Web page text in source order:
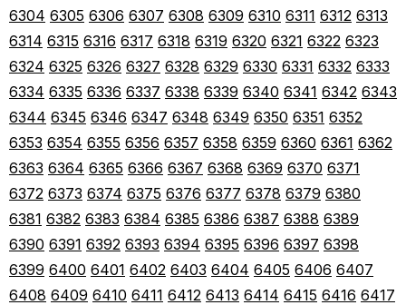
6304 6305 6306 6307 6308 6309 6310 6311 6312 6313
6314 6315 6316 6317 6318 6319 6320 6321 6322 6323
6324 6325 6326 6327 6328 6329 6330 6331 6332 6333
6334 6335 6336 6337 6338 6339 6340 6341 6342 6343
6344 6345 6346 6347 6348 6349 6350 6351 6352
6353 6354 6355 6356 6357 6358 6359 6360 6361 6362
6363 6364 6365 6366 6367 6368 6369 6370 6371
6372 6373 6374 6375 6376 6377 6378 6379 6380
6381 6382 6383 6384 6385 6386 6387 6388 6389
6390 6391 6392 6393 6394 6395 6396 6397 6398
6399 6400 6401 6402 6403 6404 6405 6406 6407
6408 6409 6410 6411 6412 6413 6414 6415 6416 6417